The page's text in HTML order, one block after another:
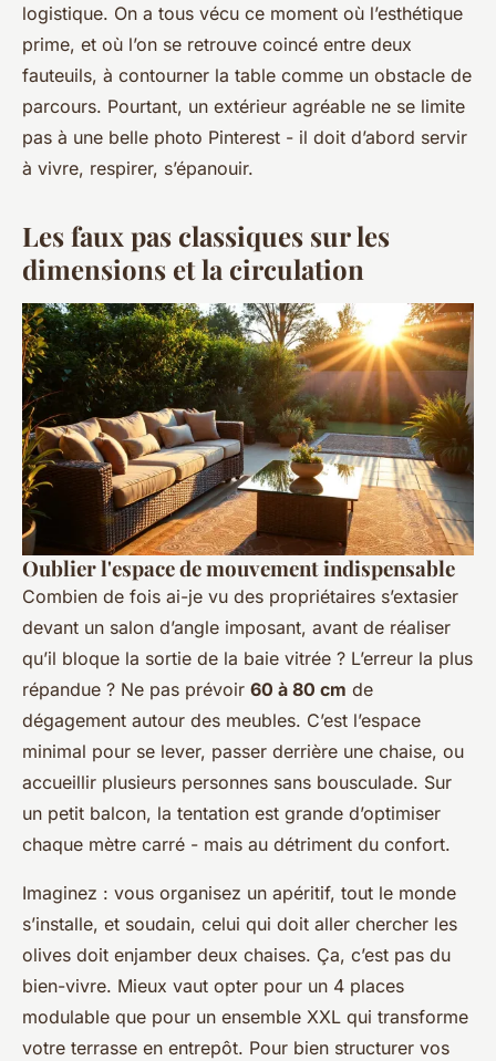
logistique. On a tous vécu ce moment où l’esthétique
prime, et où l’on se retrouve coincé entre deux
fauteuils, à contourner la table comme un obstacle de
parcours. Pourtant, un extérieur agréable ne se limite
pas à une belle photo Pinterest - il doit d’abord servir
à vivre, respirer, s’épanouir.
Les faux pas classiques sur les
dimensions et la circulation
Oublier l'espace de mouvement indispensable
Combien de fois ai-je vu des propriétaires s’extasier
devant un salon d’angle imposant, avant de réaliser
qu’il bloque la sortie de la baie vitrée ? L’erreur la plus
répandue ? Ne pas prévoir 60 à 80 cm de
dégagement autour des meubles. C’est l’espace
minimal pour se lever, passer derrière une chaise, ou
accueillir plusieurs personnes sans bousculade. Sur
un petit balcon, la tentation est grande d’optimiser
chaque mètre carré - mais au détriment du confort.
Imaginez : vous organisez un apéritif, tout le monde
s’installe, et soudain, celui qui doit aller chercher les
olives doit enjamber deux chaises. Ça, c’est pas du
bien-vivre. Mieux vaut opter pour un 4 places
modulable que pour un ensemble XXL qui transforme
votre terrasse en entrepôt. Pour bien structurer vos